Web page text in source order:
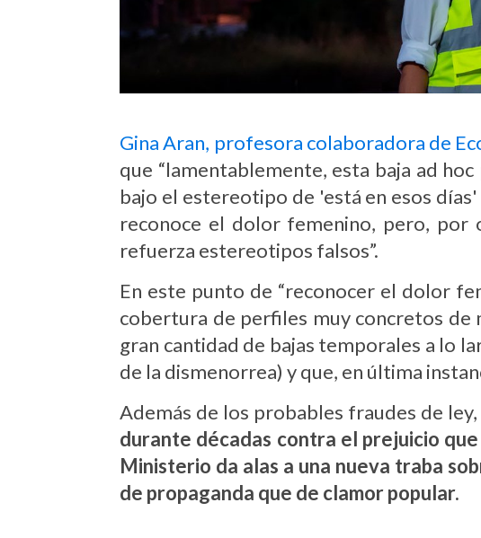
Gina Aran, profesora colaboradora de
que “lamentablemente, esta baja ad
bajo el estereotipo de 'está en esos
reconoce el dolor femenino, pero, por
refuerza estereotipos falsos”.
En este punto de “reconocer el dolor
cobertura de perfiles muy concretos de
gran cantidad de bajas temporales a lo
de la dismenorrea) y que, en última
Además de los probables fraudes de
durante décadas contra el prejuicio
Ministerio da alas a una nueva traba
de propaganda que de clamor popular.